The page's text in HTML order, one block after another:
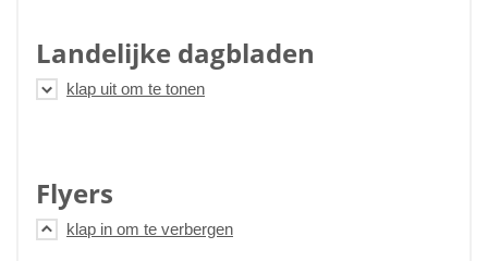
Landelijke dagbladen
Flyers